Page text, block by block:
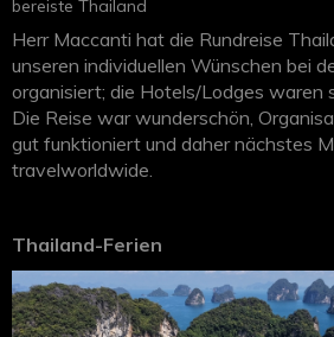
bereiste Thailand
Herr Maccanti hat die Rundreise
unseren individuellen Wünschen bei
organisiert; die Hotels/Lodges waren
Die Reise war wunderschön,
gut funktioniert und daher nächstes
travelworldwide.
Thailand-Ferien